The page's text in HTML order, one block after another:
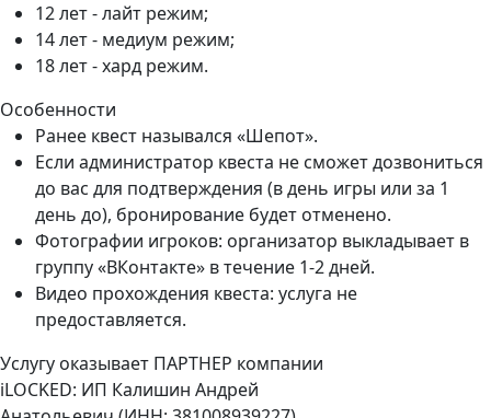
12 лет - лайт режим;
14 лет - медиум режим;
18 лет - хард режим.
Особенности
Ранее квест назывался «Шепот».
Если администратор квеста не сможет дозвониться
до вас для подтверждения (в день игры или за 1
день до), бронирование будет отменено.
Фотографии игроков: организатор выкладывает в
группу «ВКонтакте» в течение 1-2 дней.
Видео прохождения квеста: услуга не
предоставляется.
Услугу оказывает ПАРТНЕР компании
iLOCKED: ИП Калишин Андрей